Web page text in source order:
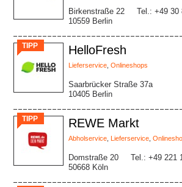
Birkenstraße 22
10559 Berlin
Tel.: +49 30
TIPP HelloFresh
Lieferservice Onlineshops
Saarbrücker Straße 37a
10405 Berlin
TIPP REWE Markt
Abholservice Lieferservice
Domstraße 20
50668 Köln
Tel.: +49 221